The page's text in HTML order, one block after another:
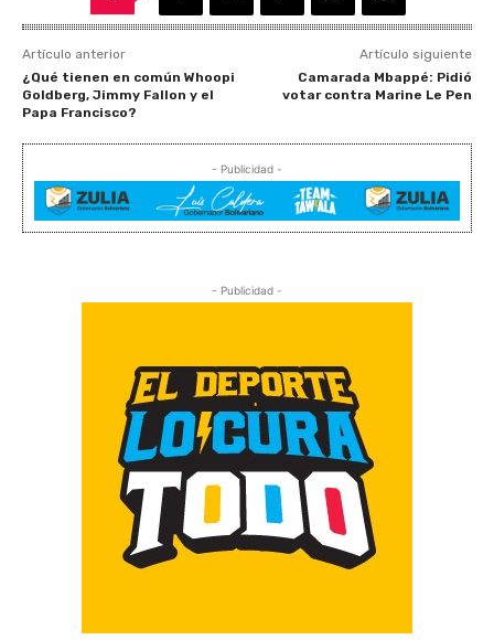
Artículo anterior
¿Qué tienen en común Whoopi
Goldberg, Jimmy Fallon y el
Papa Francisco?
Artículo siguiente
Camarada Mbappé: Pidió
votar contra Marine Le Pen
- Publicidad -
- Publicidad -